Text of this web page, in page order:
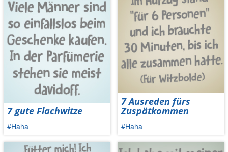
7 gute Flachwitze
#Haha
7 Ausreden fürs
Zuspätkommen
#Haha